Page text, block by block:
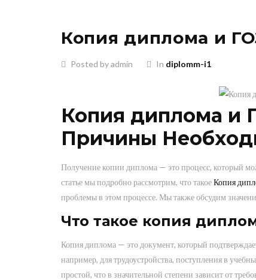
Копия диплома и
Posted by admin In diplomm-i1
Копия диплома и
Причины
Получение копии диплома — это процесс, который
статье мы подробно рассмотрим, что такоеКопия
проблемы в этом процессе. Мы также обсудим
Что такое копия
Копия диплома — это документ, который
например, для трудоустройства, поступления в
простой, что в значительной степени зависит от